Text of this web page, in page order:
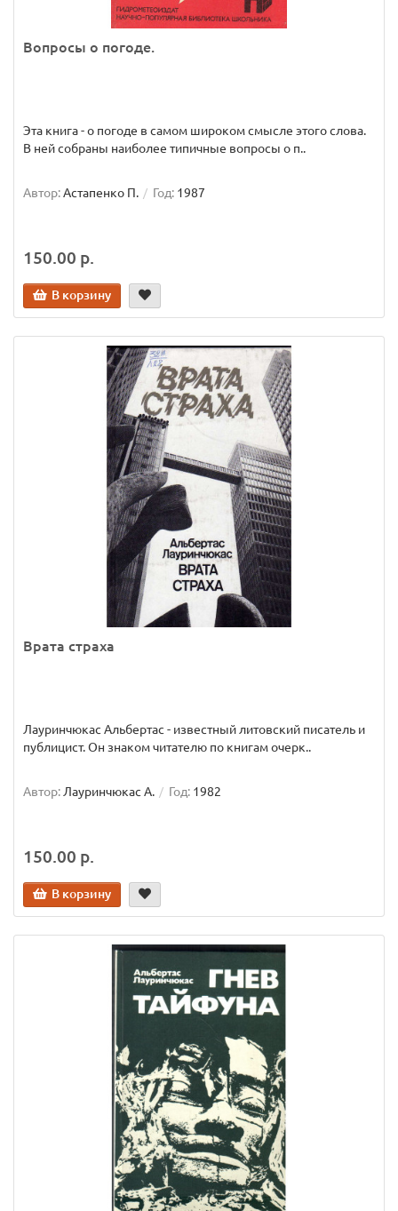
Вопросы о погоде.
Эта книга - о погоде в самом широком смысле этого слова.
В ней собраны наиболее типичные вопросы о п..
Автор:Астапенко П. Год: 1987
150.00 р.
В корзину
Врата страха
Лауринчюкас Альбертас - известный литовский писатель и
публицист. Он знаком читателю по книгам очерк..
Автор: Лауринчюкас А. Год: 1982
150.00 р.
В корзину